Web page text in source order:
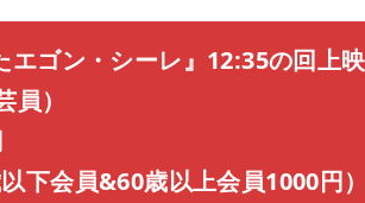
ゴン・シーレ』12:35の回上
）
会員&60歳以上会員1000円）